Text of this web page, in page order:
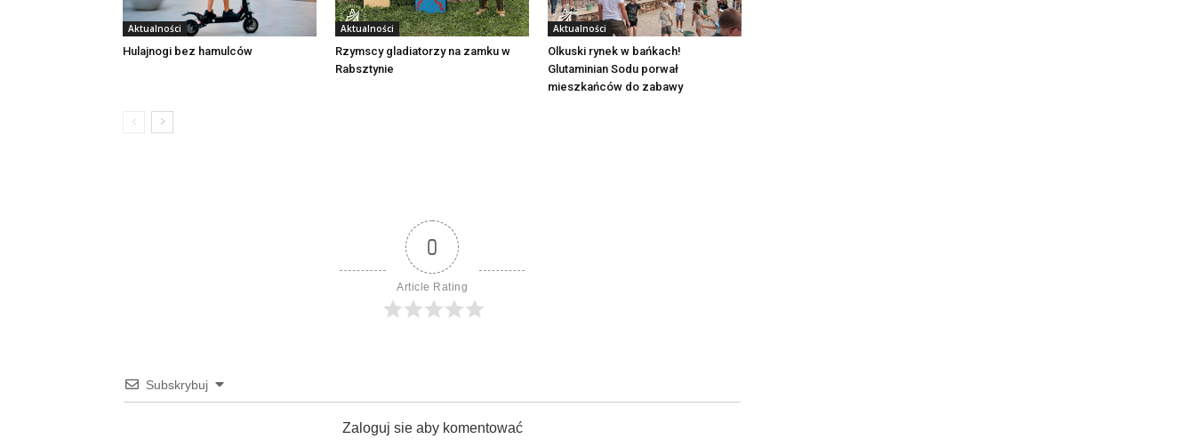
Aktualności
Hulajnogi bez hamulców
Aktualności
Rzymscy gladiatorzy na zamku w
Rabsztynie
Aktualności
Olkuski rynek w bańkach!
Glutaminian Sodu porwał
mieszkańców do zabawy
0
Article Rating
Subskrybuj
Zaloguj sie aby komentować